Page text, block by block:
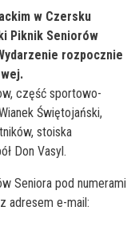
w Czersku
Piknik Seniorów
rozpocznie
część sportowo-
Świętojański,
stoiska
Don Vasyl.
Seniora pod numerami
adresem e-mail: